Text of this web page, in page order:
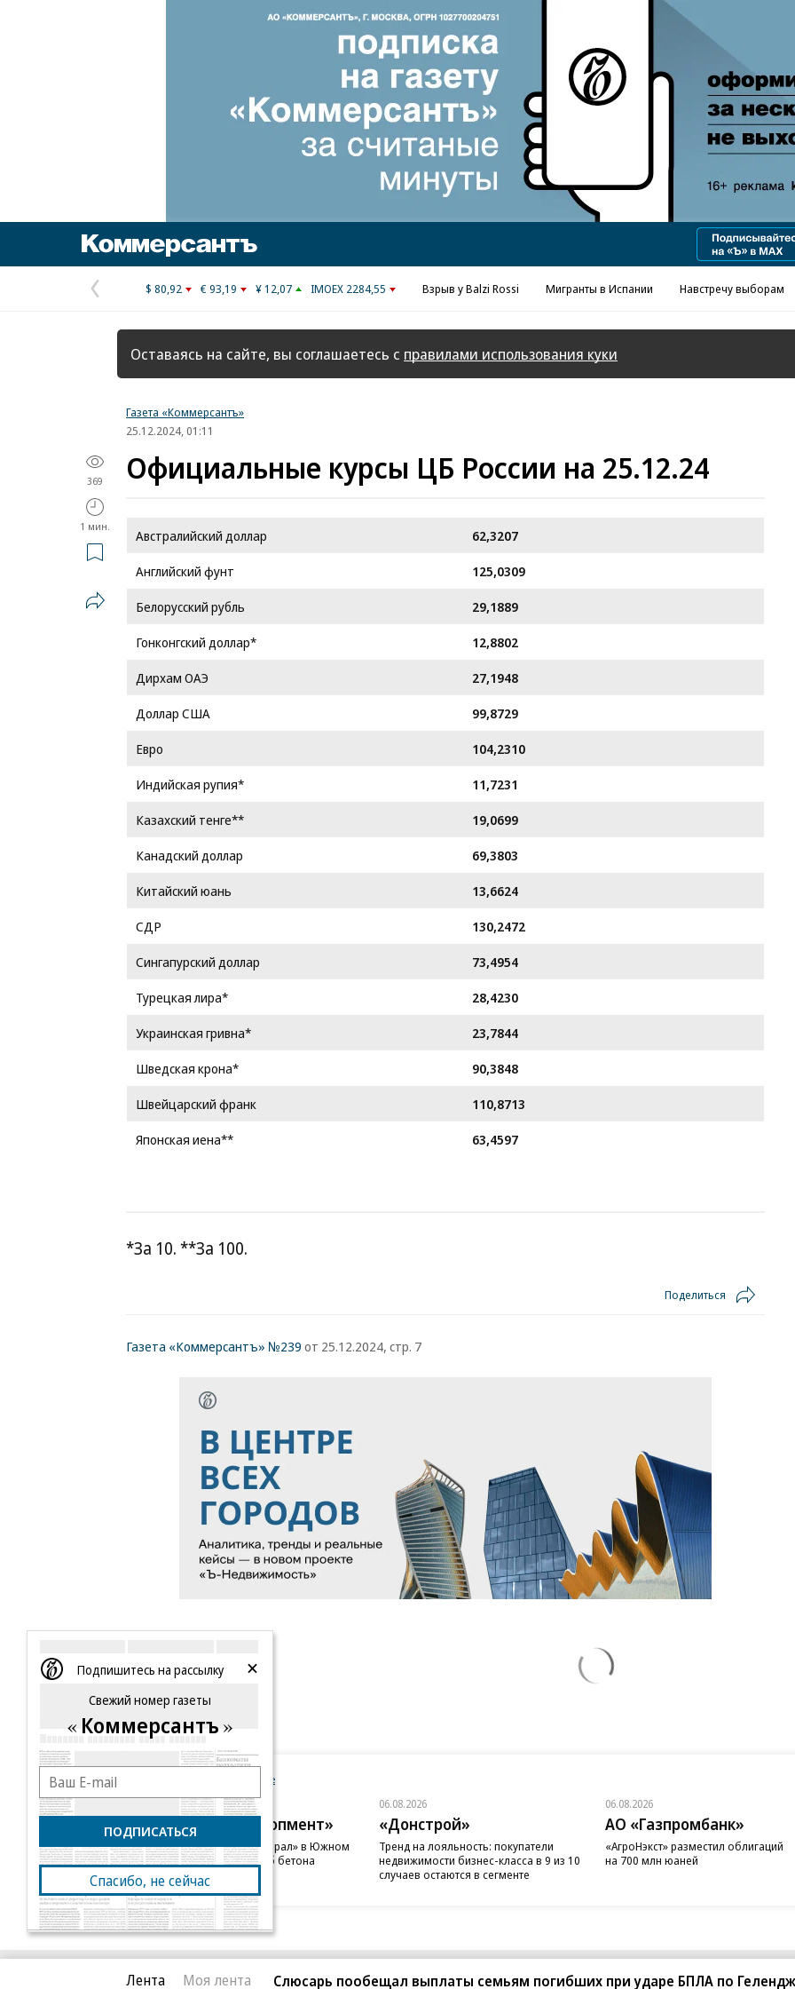
Реклама в «Ъ» www.kommersant.ru/ad
Предыдущая
страница
$ 80,92 € 93,19 ¥ 12,07 IMOEX 2284,55 Взрыв у Balzi Rossi Мигранты в Испании Навстречу выборам
Оставаясь на сайте, вы соглашаетесь с правилами использования куки
Газета «Коммерсантъ»
25.12.2024, 01:11
369
1 мин.
Официальные курсы ЦБ России на 25.12.24
Австралийский доллар
62,3207
Английский фунт
125,0309
Белорусский рубль
29,1889
Гонконгский доллар*
12,8802
Дирхам ОАЭ
27,1948
Доллар США
99,8729
Евро
104,2310
Индийская рупия*
11,7231
Казахский тенге**
19,0699
Канадский доллар
69,3803
Китайский юань
13,6624
СДР
130,2472
Сингапурский доллар
73,4954
Турецкая лира*
28,4230
Украинская гривна*
23,7844
Шведская крона*
90,3848
Швейцарский франк
110,8713
Японская иена**
63,4597
*За 10. **За 100.
Поделиться
Газета «Коммерсантъ» №239 от 25.12.2024, стр. 7
Все
06.08.2026
ГК «Галс-Девелопмент»
В бизнес-центре «Адмирал» в Южном
порту залит первый куб бетона
06.08.2026
«Донстрой»
Тренд на лояльность: покупатели
недвижимости бизнес-класса в 9 из 10
случаев остаются в сегменте
06.08.2026
АО «Газпромбанк»
«АгроНэкст» разместил облигаций
на 700 млн юаней
Лента Моя лента Слюсарь пообещал выплаты семьям погибших при ударе БПЛА по
Благотворительный фонд О «Коммерсанте» Реклама Обратная связь
Подпишитесь на рассылку
Свежий номер газеты
Коммерсантъ
ПОДПИСАТЬСЯ
Спасибо, не сейчас